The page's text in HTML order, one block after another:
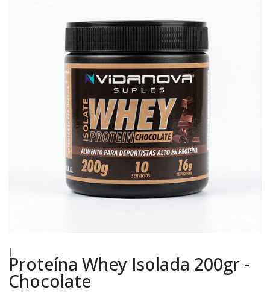
|
Proteína Whey Isolada 200gr -
Chocolate